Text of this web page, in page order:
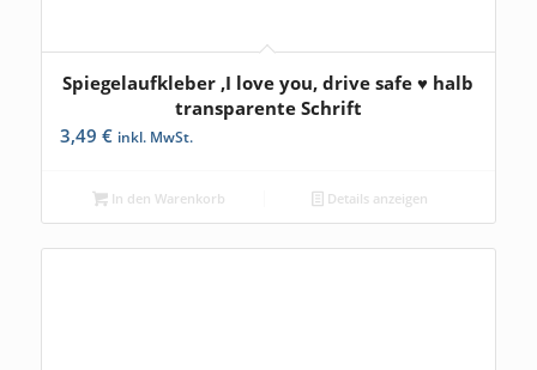
Spiegelaufkleber ‚I love you, drive safe ♥ halb
transparente Schrift
3,49 € inkl. MwSt.
In den Warenkorb Details anzeigen